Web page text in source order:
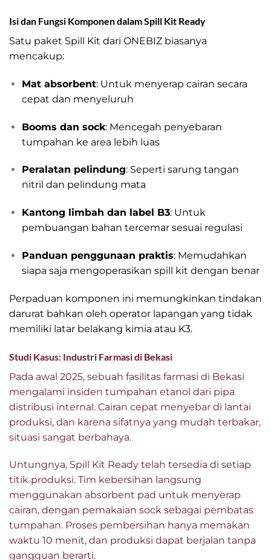
Isi dan Fungsi Komponen dalam Spill Kit Ready
Satu paket Spill Kit dari ONEBIZ biasanya
mencakup:
Mat absorbent: Untuk menyerap cairan secara
cepat dan menyeluruh
Booms dan sock: Mencegah penyebaran
tumpahan ke area lebih luas
Peralatan pelindung: Seperti sarung tangan
nitril dan pelindung mata
Kantong limbah dan label B3: Untuk
pembuangan bahan tercemar sesuai regulasi
Panduan penggunaan praktis: Memudahkan
siapa saja mengoperasikan spill kit dengan benar
Perpaduan komponen ini memungkinkan tindakan
darurat bahkan oleh operator lapangan yang tidak
memiliki latar belakang kimia atau K3.
Studi Kasus: Industri Farmasi di Bekasi
Pada awal 2025, sebuah fasilitas farmasi di Bekasi
mengalami insiden tumpahan etanol dari pipa
distribusi internal. Cairan cepat menyebar di lantai
produksi, dan karena sifatnya yang mudah terbakar,
situasi sangat berbahaya.
Untungnya, Spill Kit Ready telah tersedia di setiap
titik produksi. Tim kebersihan langsung
menggunakan absorbent pad untuk menyerap
cairan, dengan pemakaian sock sebagai pembatas
tumpahan. Proses pembersihan hanya memakan
waktu 10 menit, dan produksi dapat berjalan tanpa
gangguan berarti.